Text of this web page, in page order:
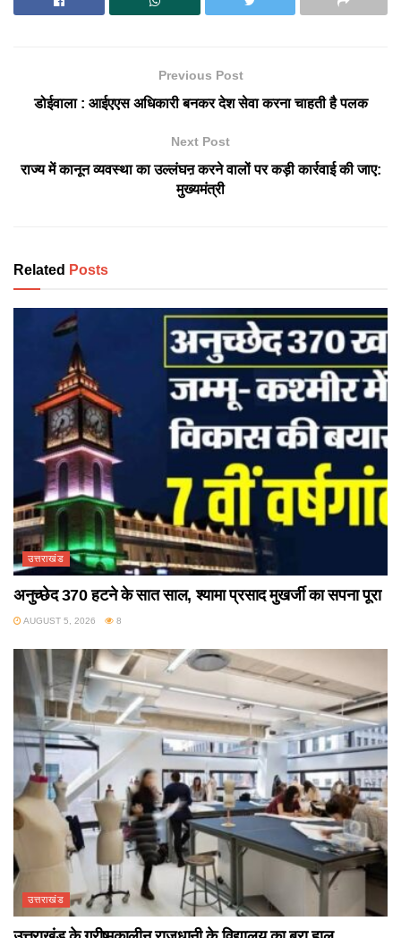
Previous Post
डोईवाला : आईएएस अधिकारी बनकर देश सेवा करना चाहती है पलक
Next Post
राज्य में कानून व्यवस्था का उल्लंघऩ करने वालों पर कड़ी कार्रवाई की जाए:
मुख्यमंत्री
Related Posts
उत्तराखंड
अनुच्छेद 370 हटने के सात साल, श्यामा प्रसाद मुखर्जी का सपना पूरा
AUGUST 5, 2026 8
उत्तराखंड